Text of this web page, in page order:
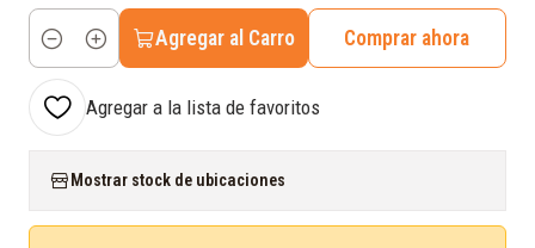
Cantidad
Agregar al Carro Comprar ahora
Agregar a la lista de favoritos
Mostrar stock de ubicaciones